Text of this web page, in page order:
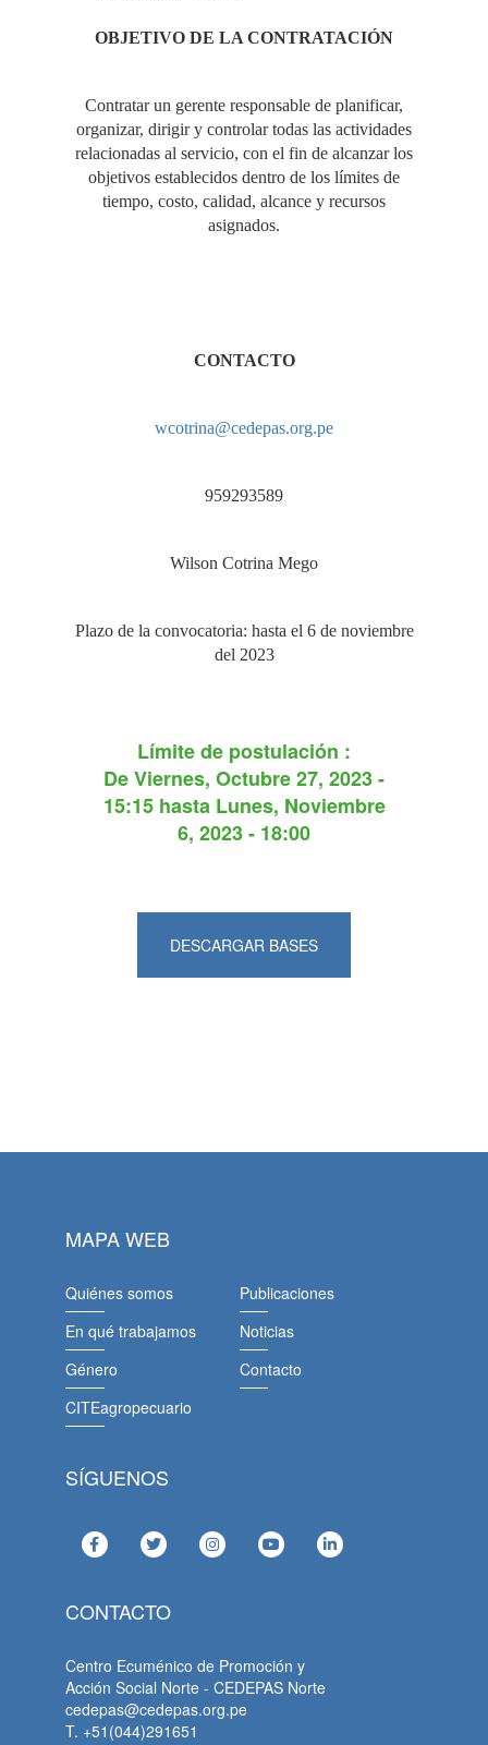
OBJETIVO DE LA CONTRATACIÓN
Contratar un gerente responsable de planificar,
organizar, dirigir y controlar todas las actividades
relacionadas al servicio, con el fin de alcanzar los
objetivos establecidos dentro de los límites de
tiempo, costo, calidad, alcance y recursos
asignados.
CONTACTO
wcotrina@cedepas.org.pe
959293589
Wilson Cotrina Mego
Plazo de la convocatoria: hasta el 6 de noviembre
del 2023
Límite de postulación :
DeViernes, Octubre 27, 2023 -
15:15hasta Lunes, Noviembre
6, 2023 - 18:00
DESCARGAR BASES
MAPA WEB
Quiénes somos
En qué trabajamos
Género
CITEagropecuario
Publicaciones
Noticias
Contacto
SÍGUENOS
CONTACTO
Centro Ecuménico de Promoción y
Acción Social Norte - CEDEPAS Norte
cedepas@cedepas.org.pe
T. +51(044)291651